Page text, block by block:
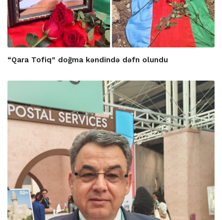
“Qara Tofiq” doğma kəndində dəfn olundu